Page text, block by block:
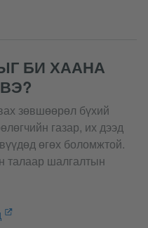
БИ ХААНА
зөвшөөрөл бүхий
газар, их дээд
өгөх боломжтой.
талаар шалгалтын